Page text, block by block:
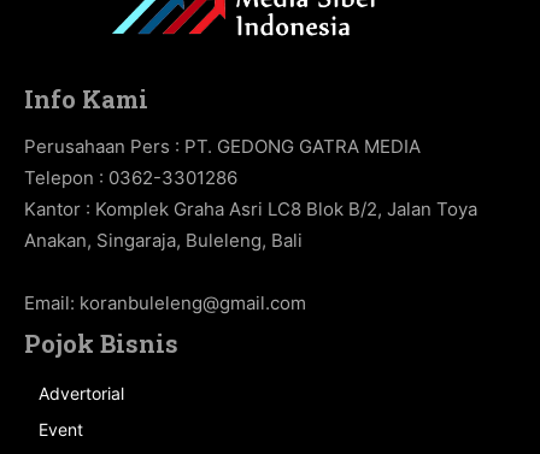
Info Kami
Perusahaan Pers : PT. GEDONG GATRA MEDIA
Telepon : 0362-3301286
Kantor : Komplek Graha Asri LC8 Blok B/2, Jalan Toya
Anakan, Singaraja, Buleleng, Bali
Email: koranbuleleng@gmail.com
Pojok Bisnis
Advertorial
Event